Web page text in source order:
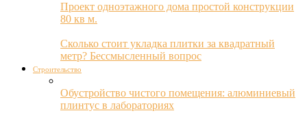
Проект одноэтажного дома простой конструкции
80 кв м.
Сколько стоит укладка плитки за квадратный
метр? Бессмысленный вопрос
Строительство
Обустройство чистого помещения: алюминиевый
плинтус в лабораториях